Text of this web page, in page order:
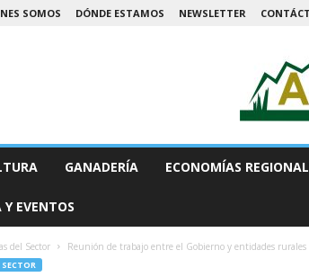
SOMOS DÓNDE ESTAMOS NEWSLETTER
GANADERÍA ECONOMÍAS
EVENTOS
del Sector Reunión de trabajo entre el Gobierno y entidades rurales